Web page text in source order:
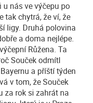
nás ve výčepu po
tak chytrá, že ví, že
ligy. Druhá polovina
a doma nejlépe.
Růžena. Ta
Souček odmítl
a příští týden
v tom, že Souček
za rok si zahrát na